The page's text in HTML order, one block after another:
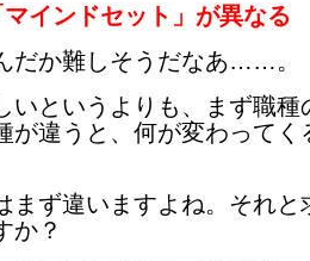
インドセット」が異なる
か難しそうだなあ……。
というよりも、まず職種
が違うと、何が変わってく
ず違いますよね。それと
か？